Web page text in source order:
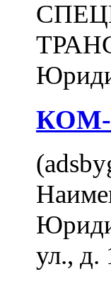
ул., д.